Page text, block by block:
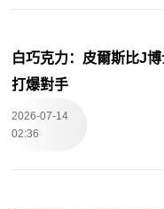
白巧克力：皮爾斯比J
打爆對手
2026-07-14
02:36